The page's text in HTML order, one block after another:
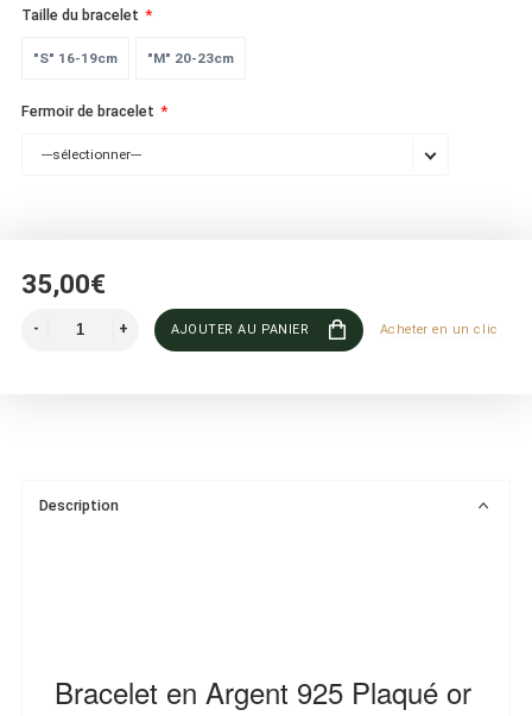
Taille du bracelet
"S" 16-19cm "M" 20-23cm
Fermoir de bracelet
---sélectionner---
35,00€
AJOUTER AU PANIER Acheter en un clic
Description
Bracelet en Argent 925 Plaqué or